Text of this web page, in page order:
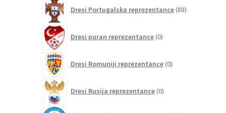
Dresi Portugalska reprezentance 88izdelkov
Dresi puran reprezentance 0izdelkov
Dresi Romuniji reprezentance 0izdelkov
Dresi Rusija reprezentance 0izdelkov